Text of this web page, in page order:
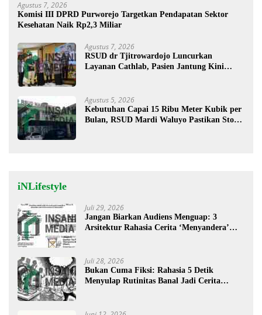
Agustus 7, 2026
Komisi III DPRD Purworejo Targetkan Pendapatan Sektor
Kesehatan Naik Rp2,3 Miliar
Agustus 7, 2026
RSUD dr Tjitrowardojo Luncurkan
Layanan Cathlab, Pasien Jantung Kini
Agustus 5, 2026
Kebutuhan Capai 15 Ribu Meter Kubik per
Bulan, RSUD Mardi Waluyo Pastikan Stok
iNLifestyle
Juli 29, 2026
Jangan Biarkan Audiens Menguap: 3
Arsitektur Rahasia Cerita ‘Menyandera’
Juli 28, 2026
Bukan Cuma Fiksi: Rahasia 5 Detik
Menyulap Rutinitas Banal Jadi Cerita